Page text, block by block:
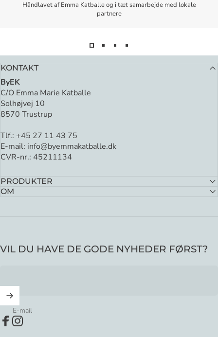
Håndlavet af Emma Katballe og i tæt samarbejde med lokale
partnere
KONTAKT
ByEK
C/O Emma Marie Katballe
Solhøjvej 10
8570 Trustrup
Tlf.: +45 27 11 43 75
E-mail: info@byemmakatballe.dk
CVR-nr.: 45211134
PRODUKTER
OM
VIL DU HAVE DE GODE NYHEDER FØRST?
E-mail